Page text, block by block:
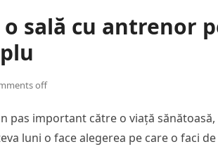
sală cu antrenor
off
pas important către o viață
luni o face alegerea pe care o faci